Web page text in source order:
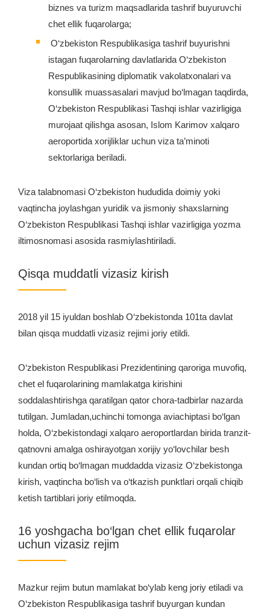
biznes va turizm maqsadlarida tashrif buyuruvchi
chet ellik fuqarolarga;
O‘zbekiston Respublikasiga tashrif buyurishni
istagan fuqarolarning davlatlarida O‘zbekiston
Respublikasining diplomatik vakolatxonalari va
konsullik muassasalari mavjud bo‘lmagan taqdirda,
O‘zbekiston Respublikasi Tashqi ishlar vazirligiga
murojaat qilishga asosan, Islom Karimov xalqaro
aeroportida xorijliklar uchun viza ta’minoti
sektorlariga beriladi.
Viza talabnomasi O‘zbekiston hududida doimiy yoki
vaqtincha joylashgan yuridik va jismoniy shaxslarning
O‘zbekiston Respublikasi Tashqi ishlar vazirligiga yozma
iltimosnomasi asosida rasmiylashtiriladi.
Qisqa muddatli vizasiz kirish
2018 yil 15 iyuldan boshlab O‘zbekistonda 101ta davlat
bilan qisqa muddatli vizasiz rejimi joriy etildi.
O‘zbekiston Respublikasi Prezidentining qaroriga muvofiq,
chet el fuqarolarining mamlakatga kirishini
soddalashtirishga qaratilgan qator chora-tadbirlar nazarda
tutilgan. Jumladan,uchinchi tomonga aviachiptasi bo‘lgan
holda, O‘zbekistondagi xalqaro aeroportlardan birida tranzit-
qatnovni amalga oshirayotgan xorijiy yo‘lovchilar besh
kundan ortiq bo‘lmagan muddadda vizasiz O‘zbekistonga
kirish, vaqtincha bo‘lish va o‘tkazish punktlari orqali chiqib
ketish tartiblari joriy etilmoqda.
16 yoshgacha bo‘lgan chet ellik fuqarolar
uchun vizasiz rejim
Mazkur rejim butun mamlakat bo‘ylab keng joriy etiladi va
O‘zbekiston Respublikasiga tashrif buyurgan kundan